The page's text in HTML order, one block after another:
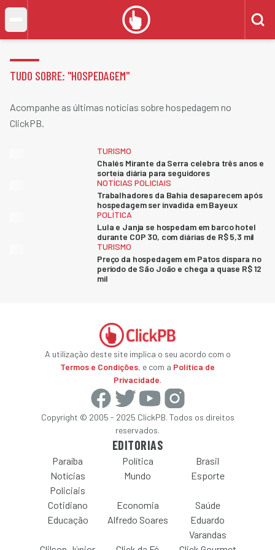
TUDO SOBRE: "HOSPEDAGEM"
Acompanhe as últimas notícias sobre hospedagem no
ClickPB.
TURISMO
Chalés Mirante da Serra celebra três anos e
sorteia diária para seguidores
NOTÍCIAS POLICIAIS
Trabalhadores da Bahia desaparecem após
hospedagem ser invadida em Bayeux
POLÍTICA
Lula e Janja se hospedam em barco hotel
durante COP 30, com diárias de R$ 5,3 mil
TURISMO
Preço da hospedagem em Patos dispara no
período de São João e chega a quase R$ 12
mil
A utilização deste site implica o seu acordo com o
Termos e Condições, e com a Política de
Privacidade.
Copyright © 2005 - 2025 ClickPB. Todos os direitos
reservados.
EDITORIAS
Paraíba Política
Brasil
Notícias
Policiais
Mundo Esporte
Cotidiano Economia
Saúde
Educação
Alfredo Soares
Eduardo
Varandas